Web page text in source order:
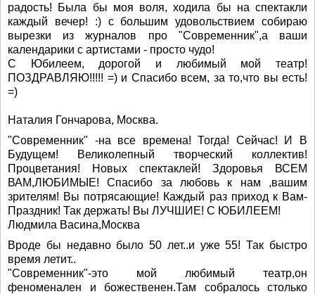
радость! Была бы моя воля, ходила бы на спектакли
каждый вечер! :) с большим удовольствием собираю
вырезки из журналов про "Современник",а ваши
календарики с артистами - просто чудо!
С Юбилеем, дорогой и любимый мой театр!
ПОЗДРАВЛЯЮ!!!!! =) и Спасибо всем, за то,что вы есть!
=)
Наталия Гончарова, Москва.
"Современник" -на все времена! Тогда! Сейчас! И В
Будущем! Великолепный творческий коллектив!
Процветания! Новых спектаклей! Здоровья ВСЕМ
ВАМ,ЛЮБИМЫЕ! Спасибо за любовь к нам ,вашим
зрителям! Вы потрясающие! Каждый раз приход к Вам-
Праздник! Так держать! Вы ЛУЧШИЕ! С ЮБИЛЕЕМ!
Людмила Васина,Москва
Вроде бы недавно было 50 лет..и уже 55! Так быстро
время летит..
"Современник"-это мой любимый театр,он
феноменален и божественен.Там собралось столько